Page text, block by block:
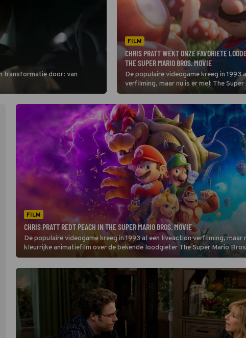
transformatie door: van
FILM
CHRIS PRATT WEKT ONZE FAVORIETE
THE SUPER MARIO BROS. MOVIE
De populaire videogame kreeg in 1993
verfilming, maar nu is er met The
ook een kleurrijke animatiefilm over de
loodgieter.
FILM
CHRIS PRATT REDT PEACH IN THE SUPER MARIO BROS. MOVIE
De populaire videogame kreeg in 1993 al een liveaction verfilming, maar
kleurrijke animatiefilm over de bekende loodgieter The Super Mario